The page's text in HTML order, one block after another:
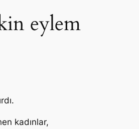
eylem
kadınlar,